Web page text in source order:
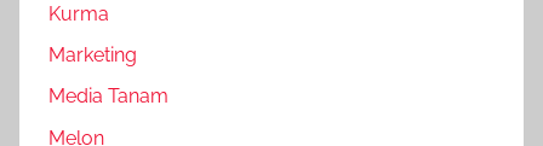
Kurma
Marketing
Media Tanam
Melon